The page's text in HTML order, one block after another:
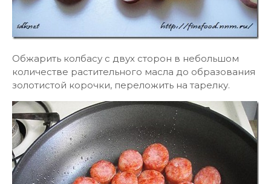
Обжарить колбасу с двух сторон в небольшом
количестве растительного масла до образования
золотистой корочки, переложить на тарелку.